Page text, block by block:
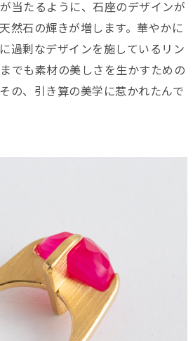
当たるように、石座のデザインが
然石の輝きが増します。華やかに
過剰なデザインを施しているリン
でも素材の美しさを生かすための
の、引き算の美学に惹かれたんで